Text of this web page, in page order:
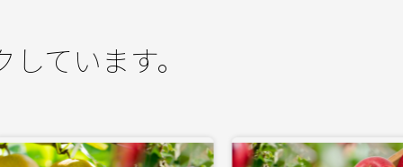
ています。